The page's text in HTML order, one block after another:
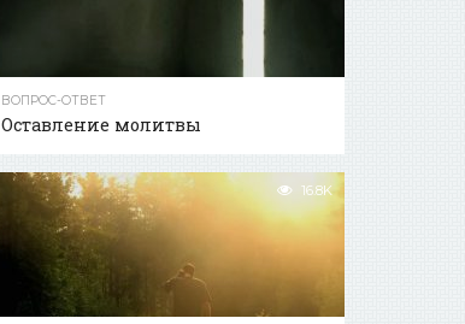
ВОПРОС-ОТВЕТ
Оставление молитвы
16.8K